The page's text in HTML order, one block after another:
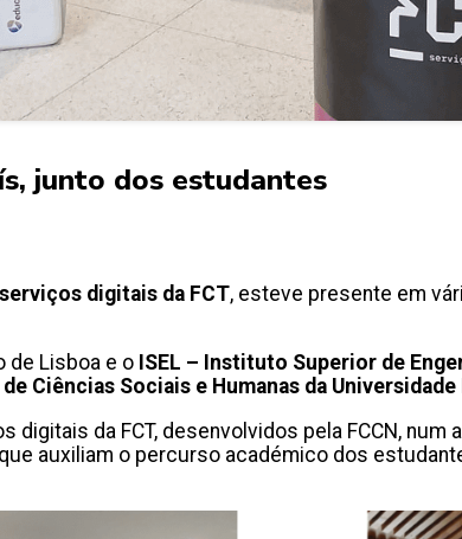
junto dos estudantes
serviços digitais da FCT, esteve presente em
de Lisboa e o ISEL – Instituto Superior de
de Ciências Sociais e Humanas da
digitais da FCT, desenvolvidos pela FCCN,
auxiliam o percurso académico dos